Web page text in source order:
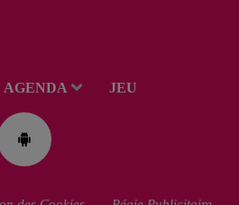
cinéma. À cette
AGENDA JEU